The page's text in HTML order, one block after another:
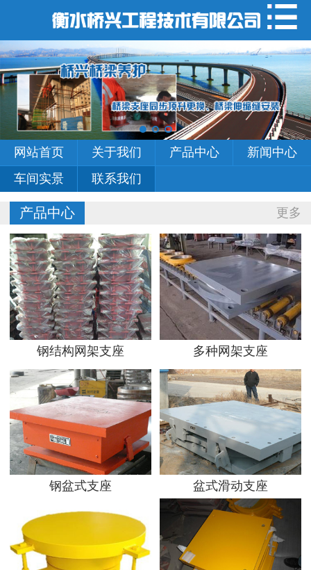
网站首页
关于我们
产品中心
新闻中心
车间实景
联系我们
网站首页 关于我们 产品中心
新闻中心
车间实景
联系我们
更多
产品中心
钢结构网架支座 多种网架支座
钢盆式支座 盆式滑动支座